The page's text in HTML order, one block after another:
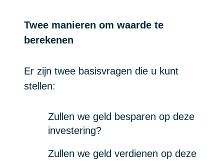
Twee manieren om waarde te
berekenen
Er zijn twee basisvragen die u kunt
stellen:
Zullen we geld besparen op deze
investering?
Zullen we geld verdienen op deze